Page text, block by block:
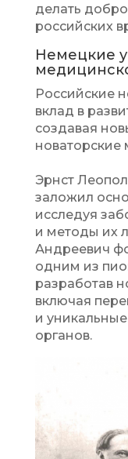
делать
российских
Немецкие
Российские
вклад в
создавая
новаторские
Эрнст
заложил
исследуя
и методы их
Андреевич
одним из
разработав
включая
и
органов.